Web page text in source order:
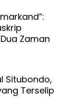
Zaman
Situbondo,
Terselip